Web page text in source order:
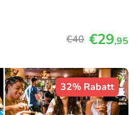
€40 €29,95
32% Rabatt